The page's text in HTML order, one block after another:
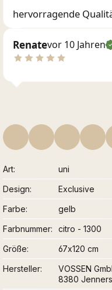
hervorragende
Renatevor 10 Jahren
Art
uni
Design
Exclusive
Farbe
gelb
Farbnummer
citro - 1300
Größe
67x120 cm
Hersteller
VOSSEN
8380